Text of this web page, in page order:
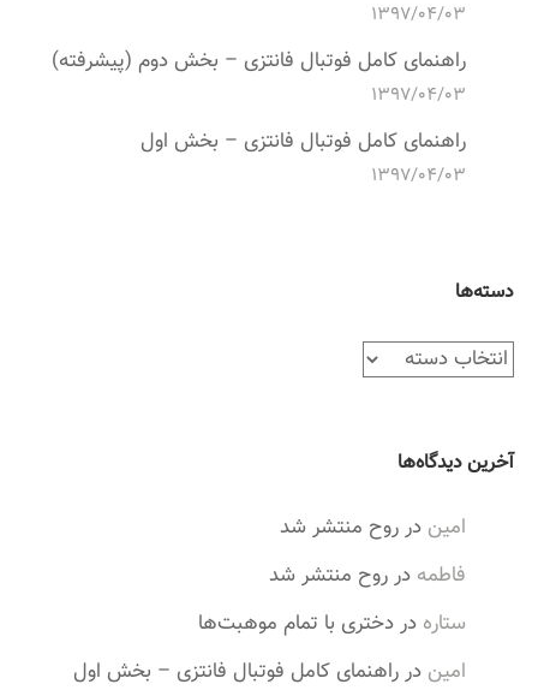
۱۳۹۷/۰۴/۰۳
راهنمای کامل فوتبال فانتزی – بخش دوم (پیشرفته)
۱۳۹۷/۰۴/۰۳
راهنمای کامل فوتبال فانتزی – بخش اول
۱۳۹۷/۰۴/۰۳
دسته‌ها
د
س
ه‌
آخرین دیدگاه‌ها
امین درروح منتشر شد
فاطمه درروح منتشر شد
ستاره دردختری با تمام موهبت‌ها
امین درراهنمای کامل فوتبال فانتزی – بخش اول